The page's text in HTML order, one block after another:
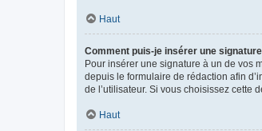
Haut
Comment puis-je insérer une
Pour insérer une signature à un de vos
depuis le formulaire de rédaction afin
de l’utilisateur. Si vous choisissez cette
Haut